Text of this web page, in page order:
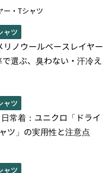
ー・Tシャツ
ャツ
リノウールベースレイヤー
選ぶ、臭わない・汗冷え
ャツ
常着：ユニクロ「ドライ
ツ」の実用性と注意点
ャツ